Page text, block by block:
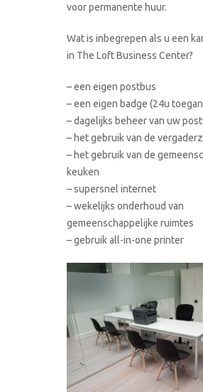
voor permanente huur.
Wat is inbegrepen als u een
in The Loft Business Center?
– een eigen postbus
– een eigen badge (24u
– dagelijks beheer van uw
– het gebruik van de
– het gebruik van de
keuken
– supersnel internet
– wekelijks onderhoud van
gemeenschappelijke ruimtes
– gebruik all-in-one printer